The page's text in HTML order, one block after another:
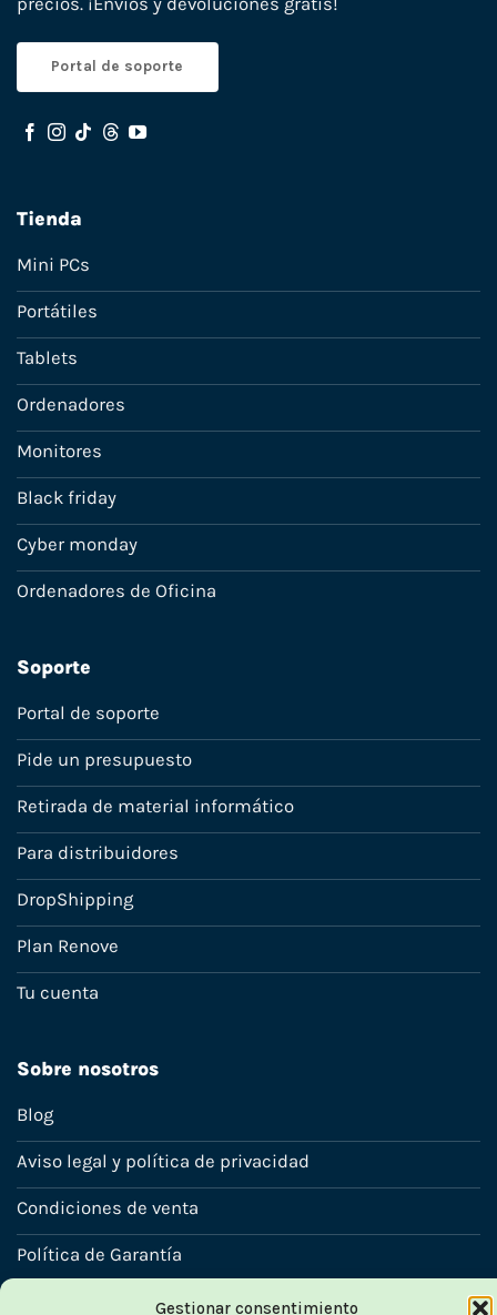
Gestionar consentimiento
Portal de soporte
Tienda
Mini PCs
Portátiles
Tablets
Ordenadores
Monitores
Black friday
Cyber monday
Ordenadores de Oficina
Soporte
Portal de soporte
Pide un presupuesto
Retirada de material informático
Para distribuidores
DropShipping
Plan Renove
Tu cuenta
Sobre nosotros
Blog
Aviso legal y política de privacidad
Condiciones de venta
Política de Garantía
Política de cookies